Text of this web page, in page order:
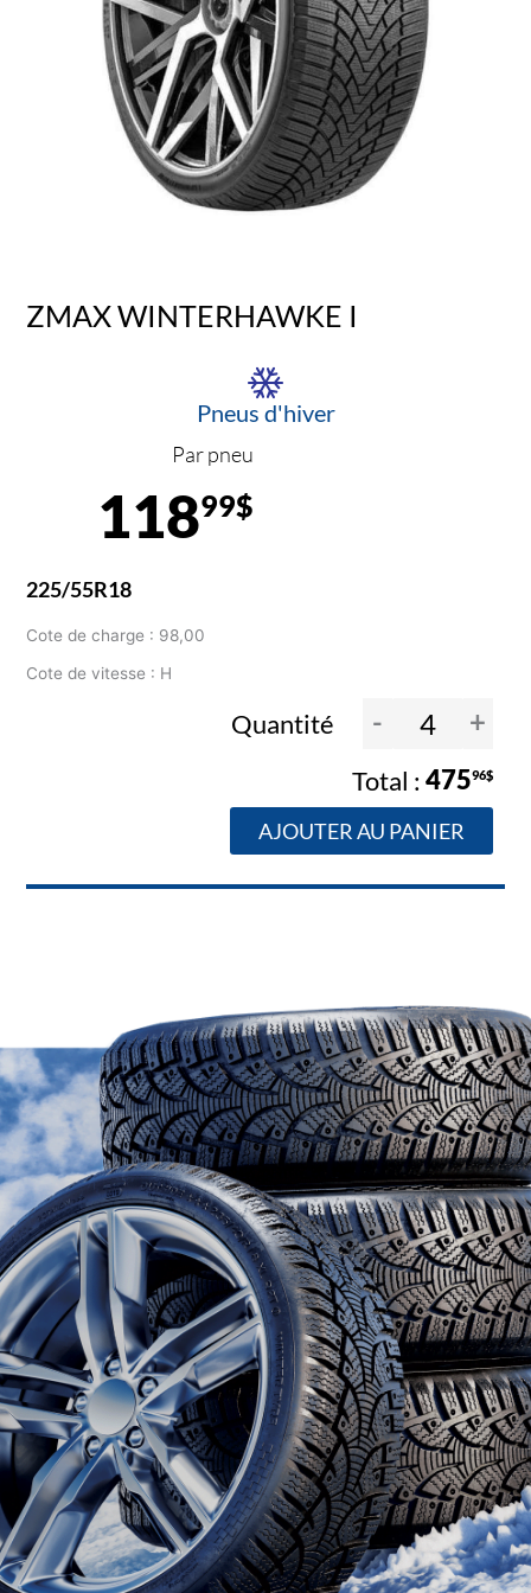
ZMAX WINTERHAWKE I
Pneus d'hiver
Par pneu
11899$
225/55R18
Cote de charge : 98,00
Cote de vitesse : H
Quantité - +
47596$
AJOUTER AU PANIER